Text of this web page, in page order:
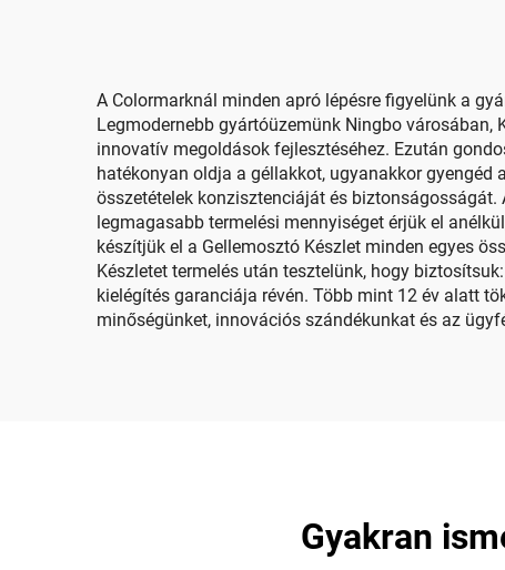
A Colormarknál minden apró lépésre figyelünk a
Legmodernebb gyártóüzemünk Ningbo
innovatív megoldások fejlesztéséhez. Ezután
hatékonyan oldja a géllakkot, ugyanakkor
összetételek konzisztenciáját és
legmagasabb termelési mennyiséget érjük el
készítjük el a Gellemosztó Készlet minden egyes
Készletet termelés után tesztelünk, hogy
kielégítés garanciája révén. Több mint 12 év alatt
minőségünket, innovációs szándékunkat és az
Gyakran